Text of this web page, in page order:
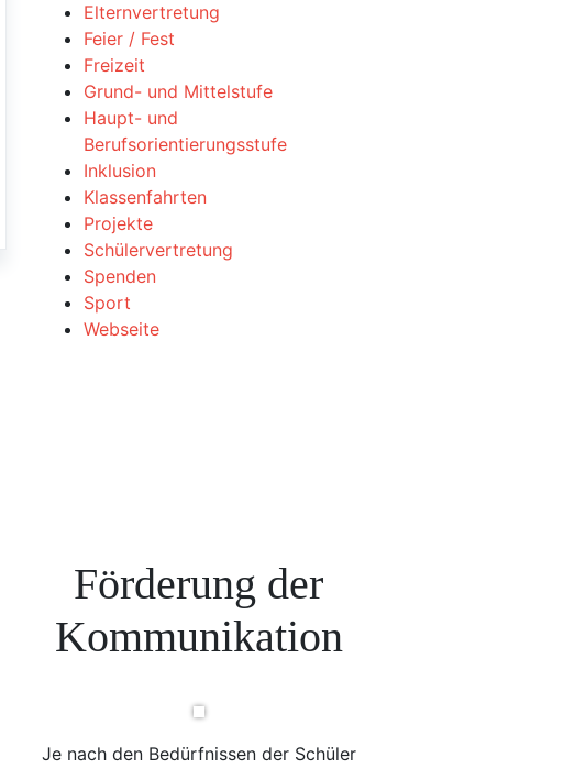
Elternvertretung
Feier / Fest
Freizeit
Grund- und Mittelstufe
Haupt- und
Berufsorientierungsstufe
Inklusion
Klassenfahrten
Projekte
Schülervertretung
Spenden
Sport
Webseite
Förderung der
Kommunikation
Je nach den Bedürfnissen der Schüler